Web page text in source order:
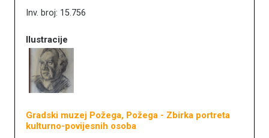
Inv. broj: 15.756
Ilustracije
Gradski muzej Požega, Požega - Zbirka portreta
kulturno-povijesnih osoba